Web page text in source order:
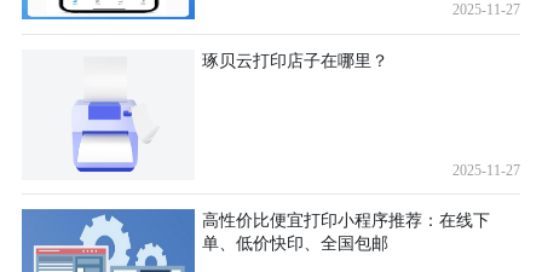
2025-11-27
琢贝云打印店子在哪里？
2025-11-27
高性价比便宜打印小程序推荐：在线下
单、低价快印、全国包邮